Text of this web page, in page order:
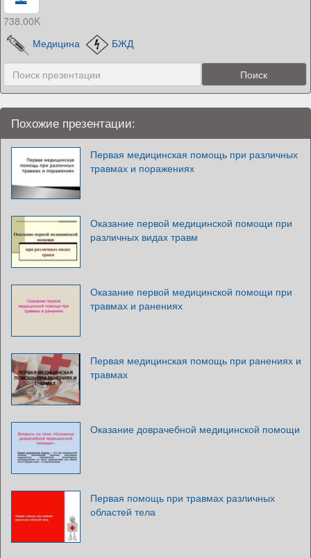
738.00K
Медицина
БЖД
Похожие презентации:
Первая медицинская помощь при различных
травмах и поражениях
Оказание первой медицинской помощи при
различных видах травм
Оказание первой медицинской помощи при
травмах и ранениях
Первая медицинская помощь при ранениях и
травмах
Оказание доврачебной медицинской помощи
Первая помощь при травмах различных
областей тела